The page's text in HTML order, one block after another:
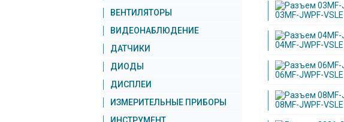
ВЕНТИЛЯТОРЫ
ВИДЕОНАБЛЮДЕНИЕ
ДАТЧИКИ
ДИОДЫ
ДИСПЛЕИ
ИЗМЕРИТЕЛЬНЫЕ ПРИБОРЫ
03MF-JWPF-VSLE
04MF-JWPF-VSLE
06MF-JWPF-VSLE
08MF-JWPF-VSLE